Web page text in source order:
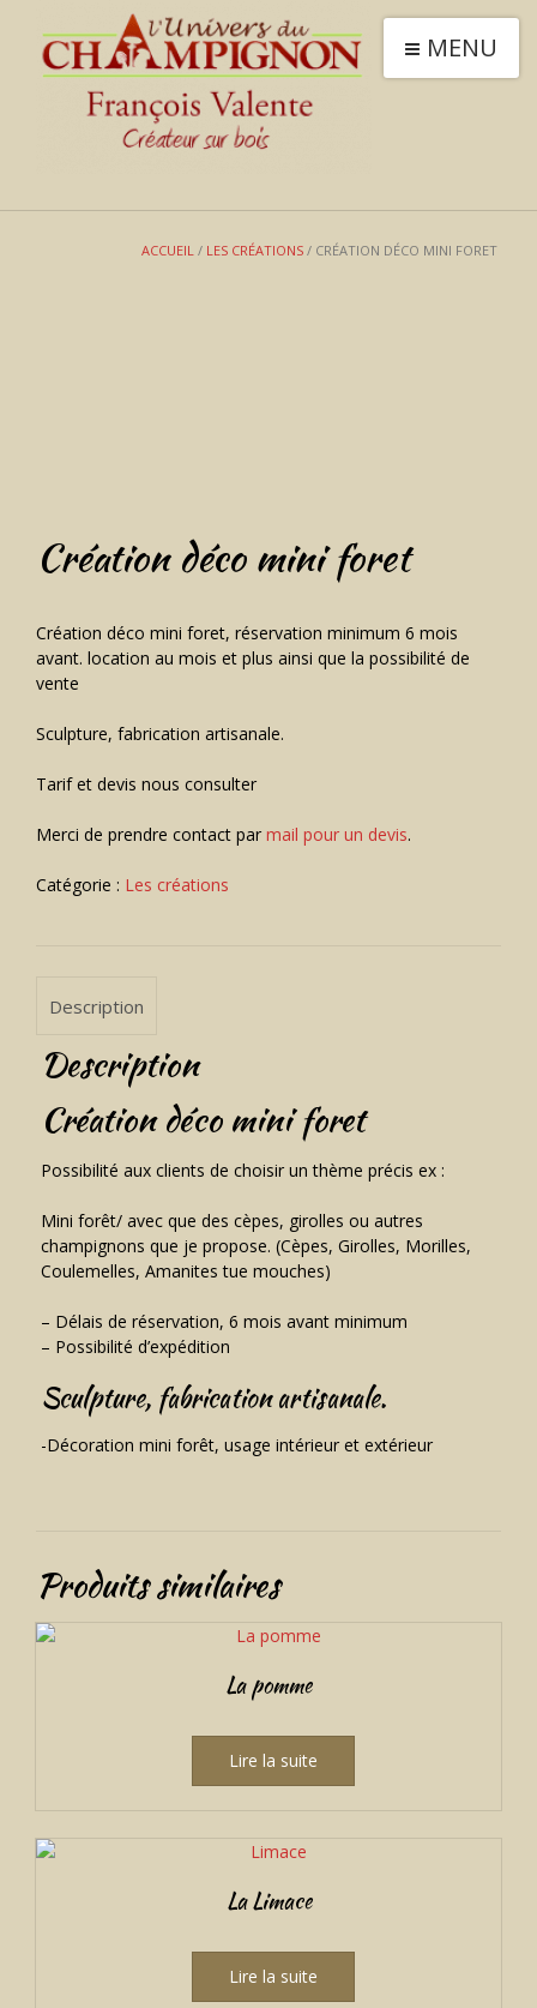
MENU
ACCUEIL / LES CRÉATIONS / CRÉATION DÉCO MINI FORET
Création déco mini foret
Création déco mini foret, réservation minimum 6 mois
avant. location au mois et plus ainsi que la possibilité de
vente
Sculpture, fabrication artisanale.
Tarif et devis nous consulter
Merci de prendre contact par mail pour un devis.
Catégorie : Les créations
Description
Description
Création déco mini foret
Possibilité aux clients de choisir un thème précis ex :
Mini forêt/ avec que des cèpes, girolles ou autres
champignons que je propose. (Cèpes, Girolles, Morilles,
Coulemelles, Amanites tue mouches)
– Délais de réservation, 6 mois avant minimum
– Possibilité d’expédition
Sculpture, fabrication artisanale.
-Décoration mini forêt, usage intérieur et extérieur
Produits similaires
La pomme
Lire la suite
La Limace
Lire la suite